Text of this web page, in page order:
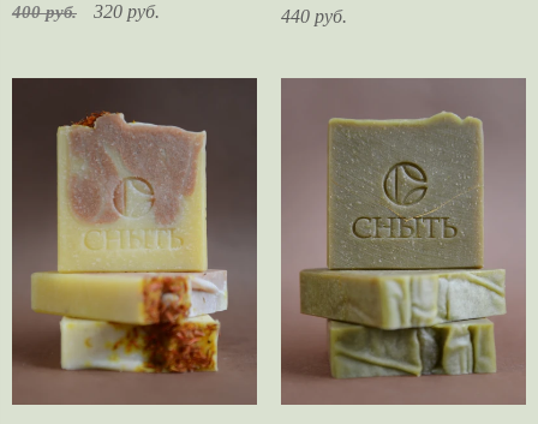
400 руб. 320 руб. 440 руб.